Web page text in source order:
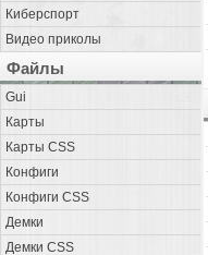
Киберспорт
Видео приколы
Файлы
Gui
Карты
Карты CSS
Конфиги
Конфиги CSS
Демки
Демки CSS